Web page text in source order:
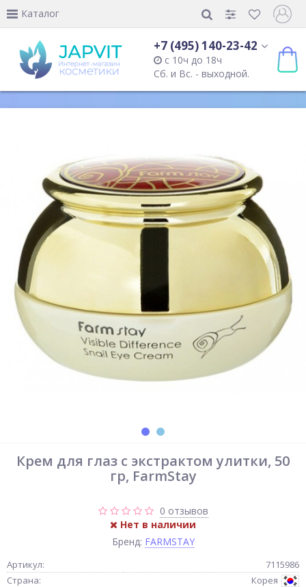
Каталог
+7 (495) 140-23-42
с 10ч до 18ч
Сб. и Вс. - выходной.
Крем для глаз с экстрактом улитки, 50
гр, FarmStay
0 отзывов
Нет в наличии
Бренд: FARMSTAY
Артикул:
7115986
Страна:
Корея